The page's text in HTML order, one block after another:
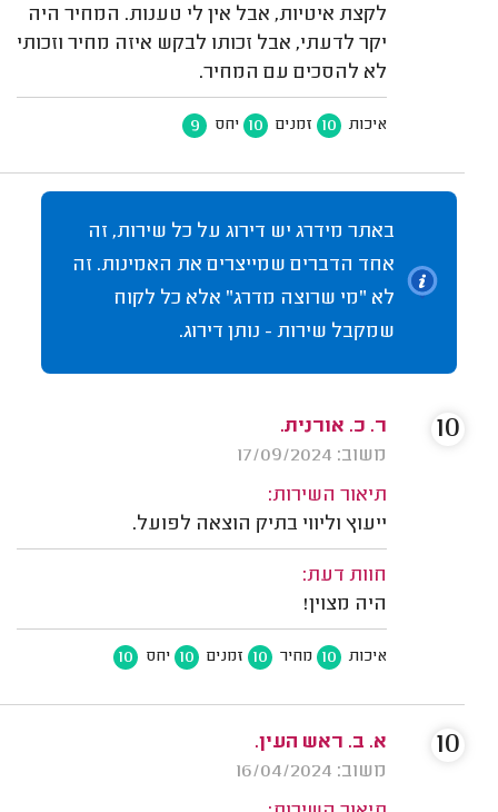
לקצת איטיות, אבל אין לי טענות. המחיר היה
יקר לדעתי, אבל זכותו לבקש איזה מחיר וזכותי
לא להסכים עם המחיר.
איכות 10 זמנים 10 יחס 9
באתר מידרג יש דירוג על כל שירות, זה
אחד הדברים שמייצרים את האמינות. זה
לא "מי שרוצה מדרג" אלא כל לקוח
שמקבל שירות - נותן דירוג.
ר. כ. אורנית.
משוב: 17/09/2024
תיאור השירות:
ייעוץ וליווי בתיק הוצאה לפועל.
חוות דעת:
היה מצוין!
איכות 10 מחיר 10 זמנים 10 יחס 10
10
א. ב. ראש העין.
משוב: 16/04/2024
10